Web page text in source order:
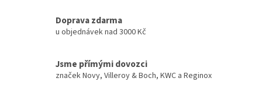
Doprava zdarma
u objednávek nad 3000 Kč
Jsme přímými dovozci
značek Novy, Villeroy & Boch, KWC a Reginox